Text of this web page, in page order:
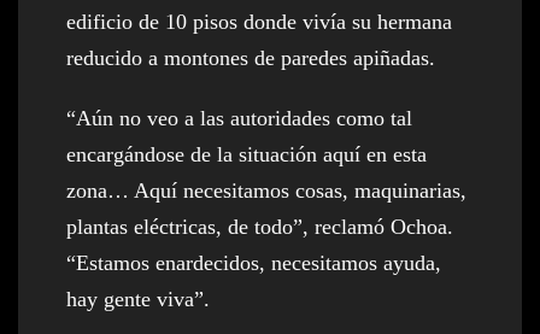
edificio de 10 pisos donde vivía su hermana
reducido a montones de paredes apiñadas.
“Aún no veo a las autoridades como tal
encargándose de la situación aquí en esta
zona… Aquí necesitamos cosas, maquinarias,
plantas eléctricas, de todo”, reclamó Ochoa.
“Estamos enardecidos, necesitamos ayuda,
hay gente viva”.